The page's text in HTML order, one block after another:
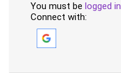
You must be logged in
Connect with: